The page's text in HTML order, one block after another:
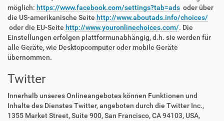
möglich: https://www.facebook.com/settings?tab=ads oder über
die US-amerikanische Seite http://www.aboutads.info/choices/
oder die EU-Seite http://www.youronlinechoices.com/. Die
Einstellungen erfolgen plattformunabhängig, d.h. sie werden für
alle Geräte, wie Desktopcomputer oder mobile Geräte
übernommen.
Twitter
Innerhalb unseres Onlineangebotes können Funktionen und
Inhalte des Dienstes Twitter, angeboten durch die Twitter Inc.,
1355 Market Street, Suite 900, San Francisco, CA 94103, USA,